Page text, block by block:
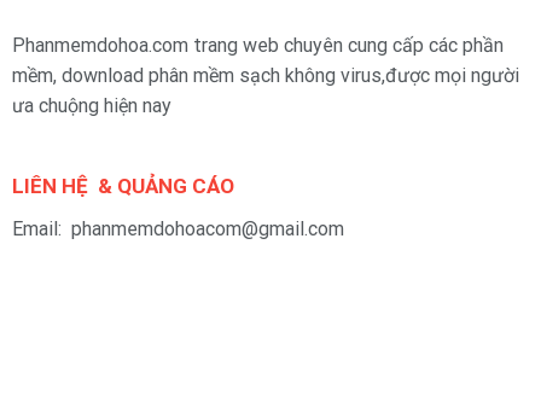
Phanmemdohoa.com trang web chuyên cung cấp các phần
mềm, download phân mềm sạch không virus,được mọi người
ưa chuộng hiện nay
LIÊN HỆ & QUẢNG CÁO
Email: phanmemdohoacom@gmail.com